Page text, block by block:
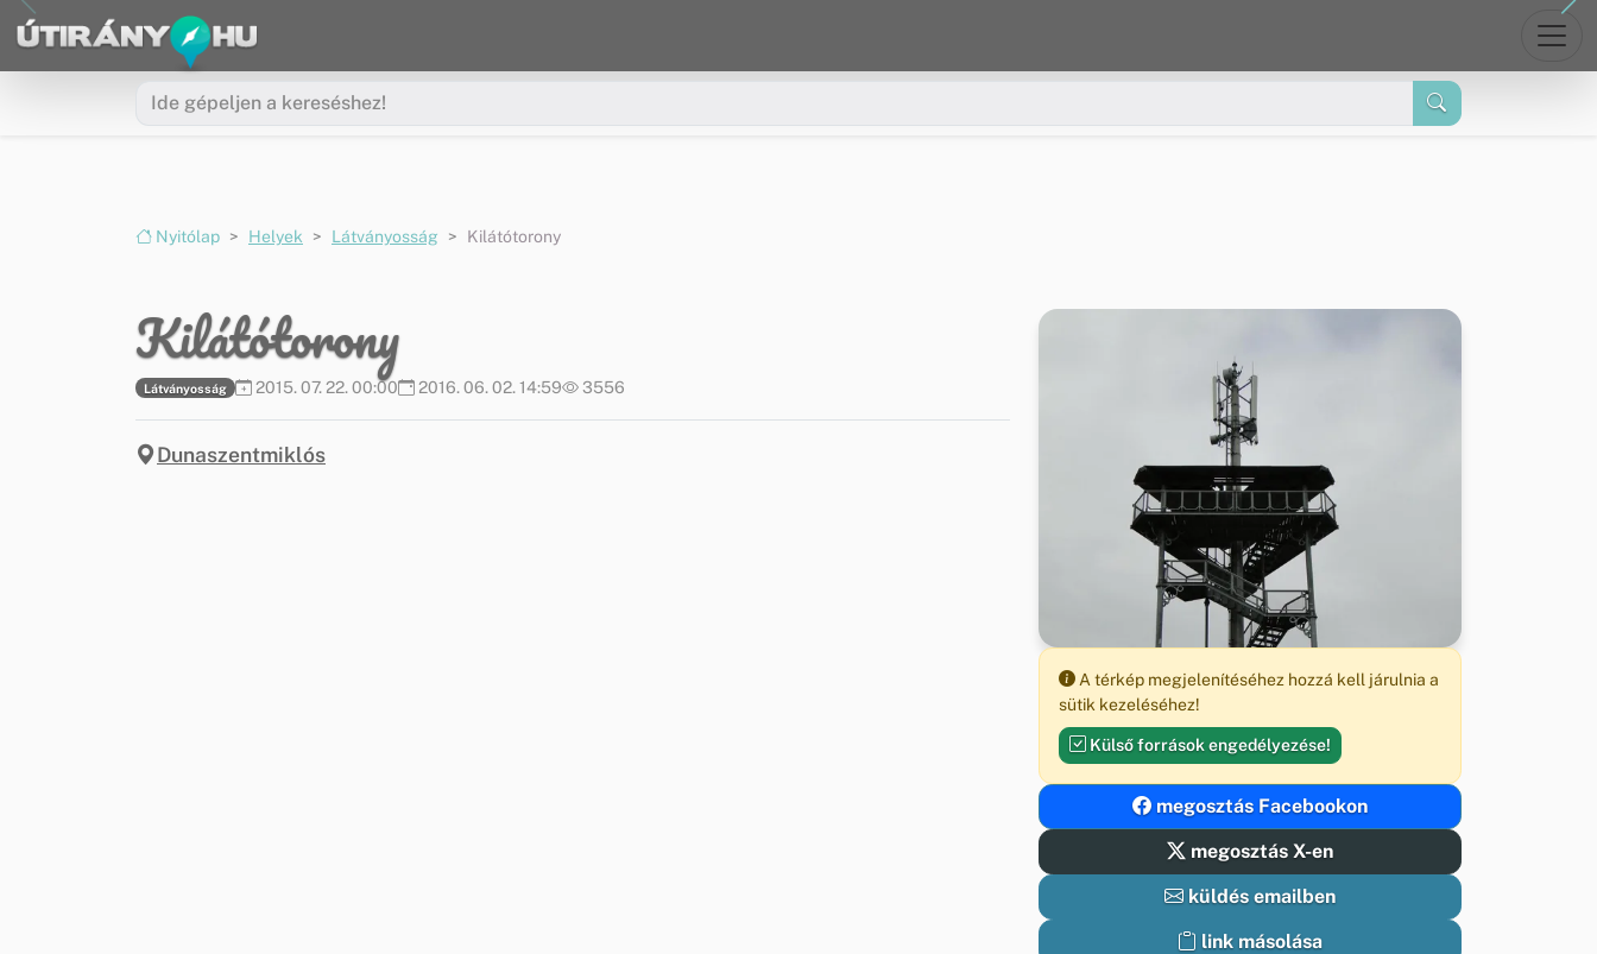
Ugrás a menüre
Ugrás a tartalomra
Nyitólap Helyek Látványosság Kilátótorony
Kilátótorony
Látványosság 2015. 07. 22. 00:00 2016. 06. 02. 14:59 3556
Dunaszentmiklós
A térkép megjelenítéséhez hozzá kell járulnia a
sütik kezeléséhez!
Külső források engedélyezése!
megosztás Facebookon
megosztás X-en
küldés emailben
link másolása